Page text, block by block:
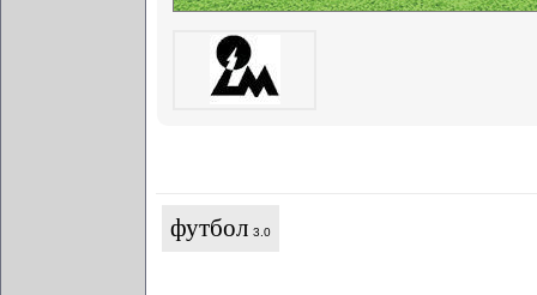
футбол 3.0